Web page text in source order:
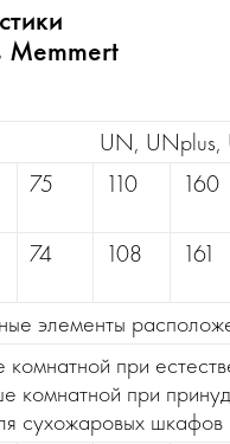
UN, UNplus,
75 110 160
74 108 161
элементы
при
комнатной при
сухожаровых шкафов